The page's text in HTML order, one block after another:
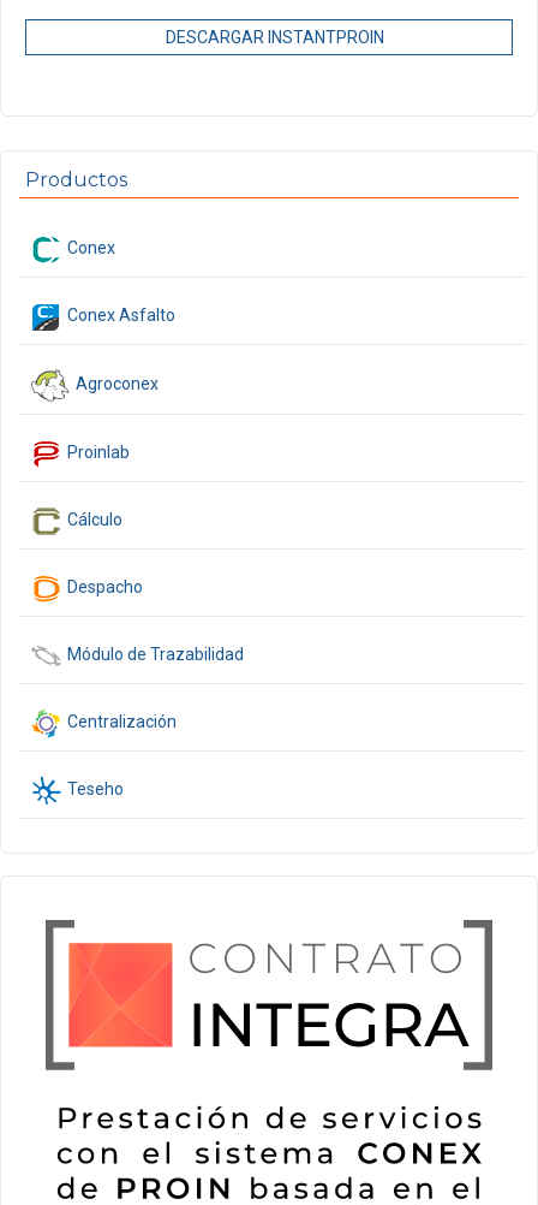
DESCARGAR INSTANTPROIN
Productos
Conex
Conex Asfalto
Agroconex
Proinlab
Cálculo
Despacho
Módulo de Trazabilidad
Centralización
Teseho